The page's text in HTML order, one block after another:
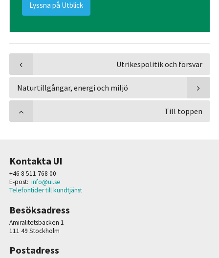
Lyssna på Utblick
Utrikespolitik och försvar
Naturtillgångar, energi och miljö
Till toppen
Kontakta UI
+46 8 511 768 00
E-post: info@ui.se
Telefontider till kundtjänst
Besöksadress
Amiralitetsbacken 1
111 49 Stockholm
Postadress